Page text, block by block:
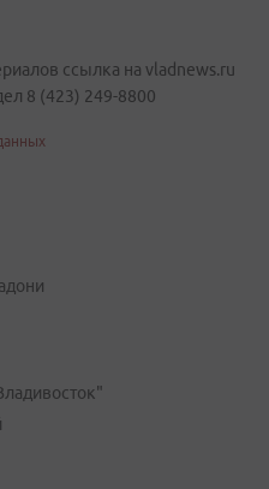
ссылка на vladnews.ru
8 (423) 249-8800